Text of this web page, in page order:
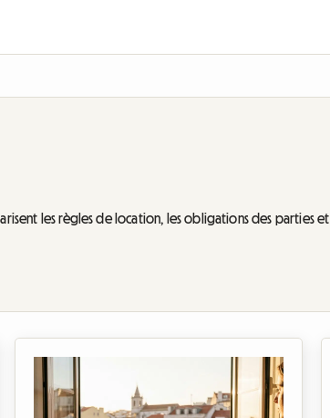
les règles de location, les obligations des parties et